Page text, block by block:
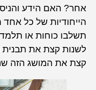
אחר? האם הידע
הייחודיות של כל אחד
תשלבו כוחות או תלמדו
לשנות קצת את תבנית
קצת את המושג הזה